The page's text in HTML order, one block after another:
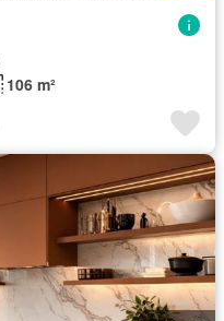
106 m²